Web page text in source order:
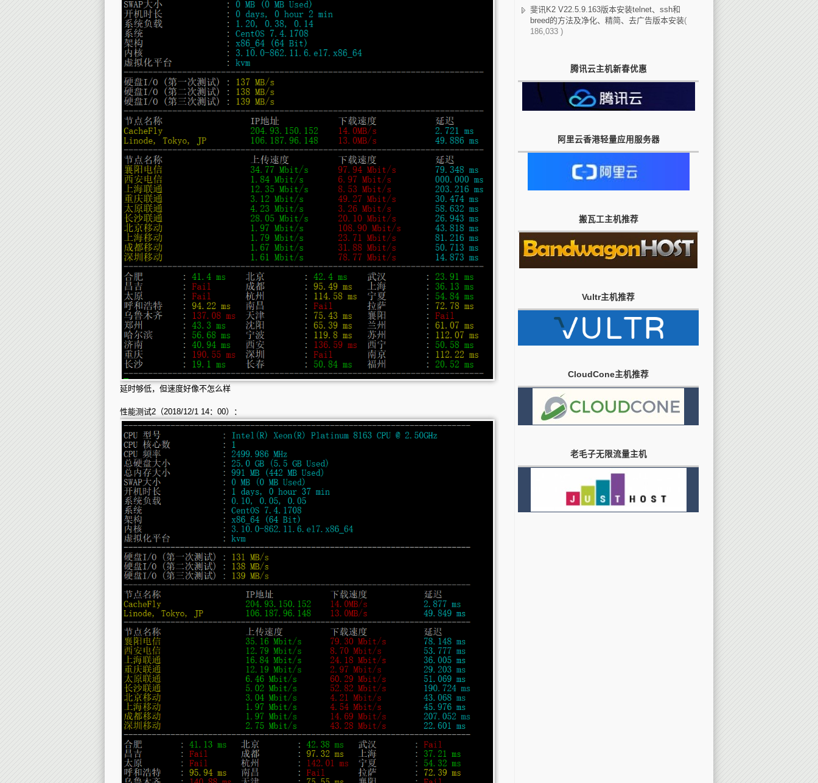
延时够低，但速度好像不怎么样
性能测试2（2018/12/1 14：00）：
斐讯K2 V22.5.9.163版本安装telnet、ssh和
breed的方法及净化、精简、去广告版本安装(
186,033 )
腾讯云主机新春优惠
阿里云香港轻量应用服务器
搬瓦工主机推荐
Vultr主机推荐
CloudCone主机推荐
老毛子无限流量主机